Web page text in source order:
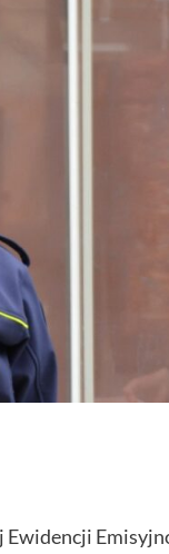
Ewidencji